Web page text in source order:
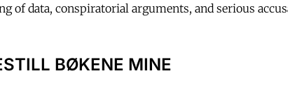
of data, conspiratorial arguments, and serious
BØKENE MINE